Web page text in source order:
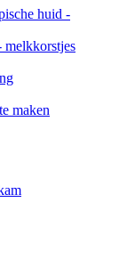
huid -
melkkorstjes
maken